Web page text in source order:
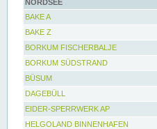
NORDSEE
BAKE A
BAKE Z
BORKUM FISCHERBALJE
BORKUM SÜDSTRAND
BÜSUM
DAGEBÜLL
EIDER-SPERRWERK AP
HELGOLAND BINNENHAFEN